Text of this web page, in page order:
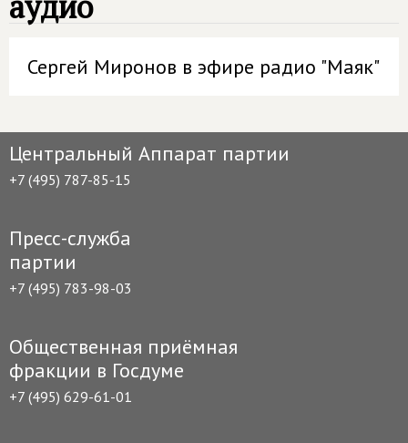
Сергей Миронов в эфире радио "Маяк"
Центральный Аппарат партии
+7 (495) 787-85-15
Пресс-служба
партии
+7 (495) 783-98-03
Общественная приёмная
фракции в Госдуме
+7 (495) 629-61-01